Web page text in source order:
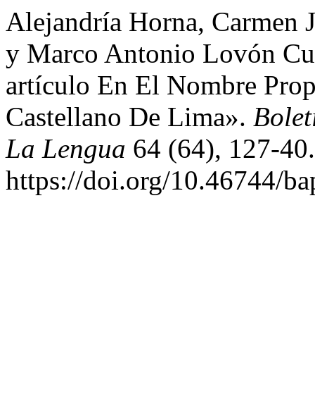
Alejandría Horna, Carmen
y Marco Antonio Lovón
artículo En El Nombre
Castellano De Lima».
La Lengua 64 (64), 127-40.
https://doi.org/10.46744/